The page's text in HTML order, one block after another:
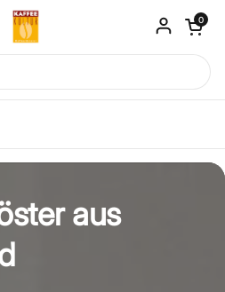
Warenkorb
0
aus